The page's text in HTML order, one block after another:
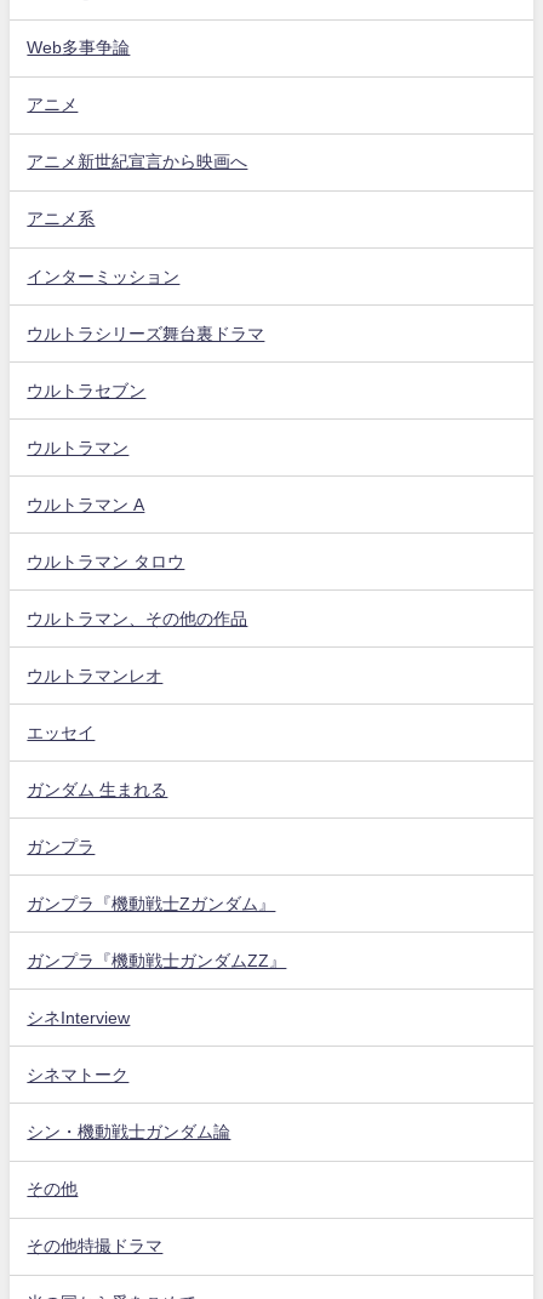
Web多事争論
アニメ
アニメ新世紀宣言から映画へ
アニメ系
インターミッション
ウルトラシリーズ舞台裏ドラマ
ウルトラセブン
ウルトラマン
ウルトラマン A
ウルトラマン タロウ
ウルトラマン、その他の作品
ウルトラマンレオ
エッセイ
ガンダム 生まれる
ガンプラ
ガンプラ『機動戦士Zガンダム』
ガンプラ『機動戦士ガンダムZZ』
シネInterview
シネマトーク
シン・機動戦士ガンダム論
その他
その他特撮ドラマ